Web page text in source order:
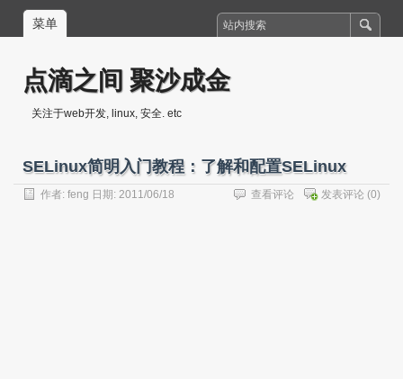
菜单
点滴之间 聚沙成金
关注于web开发, linux, 安全. etc
SELinux简明入门教程：了解和配置SELinux
作者: feng 日期: 2011/06/18 发表评论 (0)
查看评论